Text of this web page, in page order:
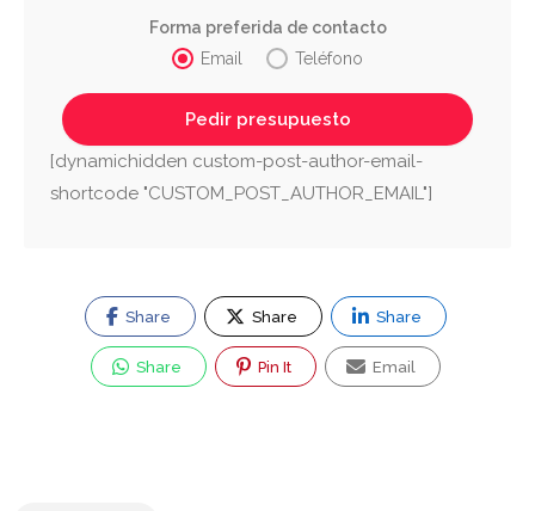
Forma preferida de contacto
Email
Teléfono
[dynamichidden custom-post-author-email-
shortcode "CUSTOM_POST_AUTHOR_EMAIL"]
Share Share Share
Share Pin It Email